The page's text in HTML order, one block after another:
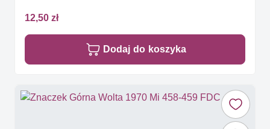
12,50 zł
Dodaj do koszyka